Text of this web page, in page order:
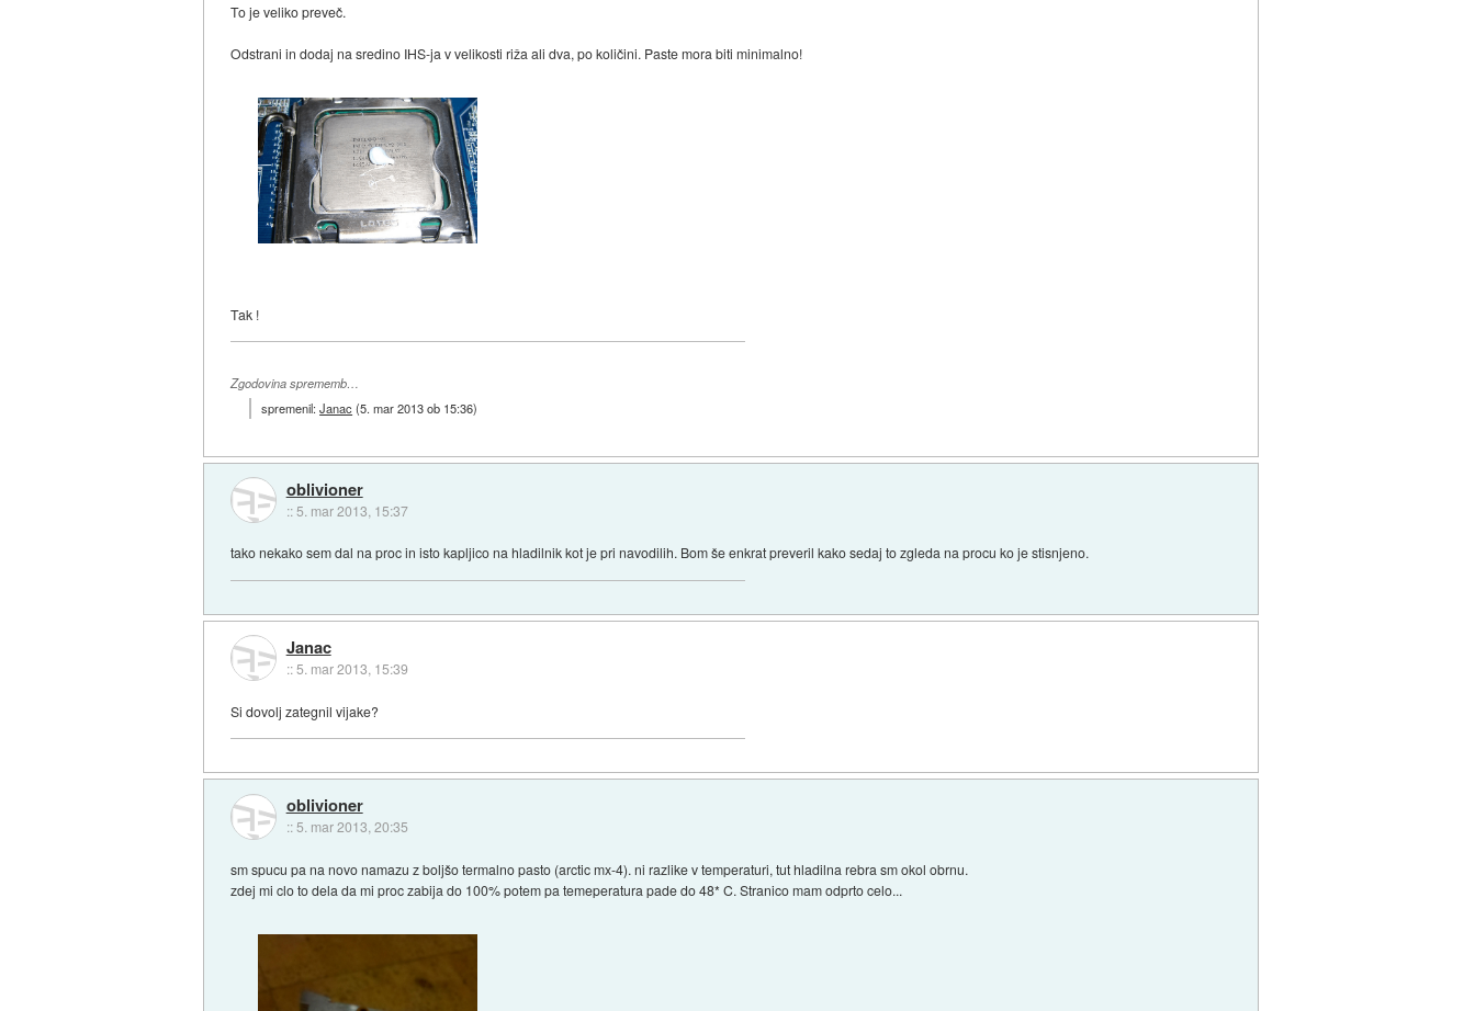
To je veliko preveč.
Odstrani in dodaj na sredino IHS-ja v velikosti riža ali dva, po količini. Paste mora biti minimalno!
Tak !
Zgodovina sprememb…
spremenil:Janac(5. mar 2013 ob 15:36)
oblivioner
:: 5. mar 2013, 15:37
tako nekako sem dal na proc in isto kapljico na hladilnik kot je pri navodilih. Bom še enkrat preveril kako sedaj to zgleda na procu ko je stisnjeno.
Janac
::5. mar 2013, 15:39
Si dovolj zategnil vijake?
oblivioner
:: 5. mar 2013, 20:35
sm spucu pa na novo namazu z boljšo termalno pasto (arctic mx-4). ni razlike v temperaturi, tut hladilna rebra sm okol obrnu.
zdej mi clo to dela da mi proc zabija do 100% potem pa temeperatura pade do 48* C. Stranico mam odprto celo...